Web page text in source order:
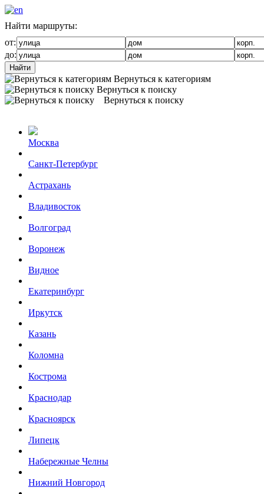
Найти маршруты:
от:
до:
Найти
Вернуться к категориям
Вернуться к поиску
Вернуться к поиску
Москва
Санкт-Петербург
Астрахань
Владивосток
Волгоград
Воронеж
Видное
Екатеринбург
Иркутск
Казань
Коломна
Кострома
Краснодар
Красноярск
Липецк
Набережные Челны
Нижний Новгород